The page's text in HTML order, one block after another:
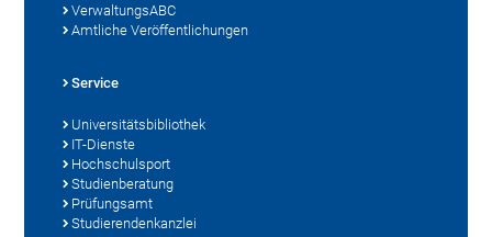
VerwaltungsABC
Amtliche Veröffentlichungen
Service
Universitätsbibliothek
IT-Dienste
Hochschulsport
Studienberatung
Prüfungsamt
Studierendenkanzlei